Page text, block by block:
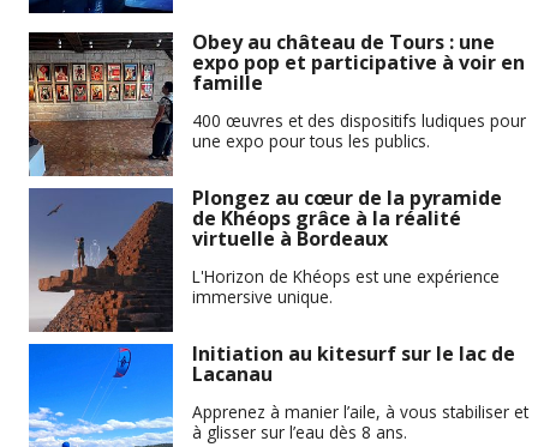
Obey au château de Tours : une
expo pop et participative à voir en
famille
400 œuvres et des dispositifs ludiques pour
une expo pour tous les publics.
Plongez au cœur de la pyramide
de Khéops grâce à la réalité
virtuelle à Bordeaux
L'Horizon de Khéops est une expérience
immersive unique.
Initiation au kitesurf sur le lac de
Lacanau
Apprenez à manier l’aile, à vous stabiliser et
à glisser sur l’eau dès 8 ans.